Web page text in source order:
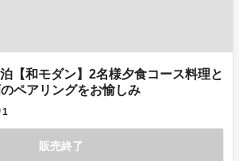
【和モダン】2名様夕食コース料理と
ペアリングをお愉しみ
1
販売終了